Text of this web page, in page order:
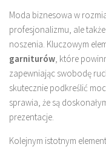
Moda biznesowa w
profesjonalizmu, ale
noszenia. Kluczowym
garniturów , które
zapewniając swobodę
skutecznie podkreślić
sprawia, że są
prezentacje.
Kolejnym istotnym